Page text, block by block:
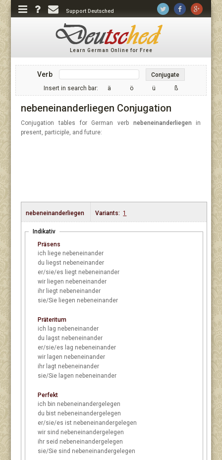
Support Deutsched
Learn German Online for Free
Verb
Conjugate
Insert in search bar:
ä ö ü ß
nebeneinanderliegen Conjugation
Conjugation tables for German verb nebeneinanderliegen in
present, participle, and future:
nebeneinanderliegen Variants: 1
Indikativ
Präsens
ich liege nebeneinander
du liegst nebeneinander
er/sie/es liegt nebeneinander
wir liegen nebeneinander
ihr liegt nebeneinander
sie/Sie liegen nebeneinander
Präteritum
ich lag nebeneinander
du lagst nebeneinander
er/sie/es lag nebeneinander
wir lagen nebeneinander
ihr lagt nebeneinander
sie/Sie lagen nebeneinander
Perfekt
ich bin nebeneinandergelegen
du bist nebeneinandergelegen
er/sie/es ist nebeneinandergelegen
wir sind nebeneinandergelegen
ihr seid nebeneinandergelegen
sie/Sie sind nebeneinandergelegen